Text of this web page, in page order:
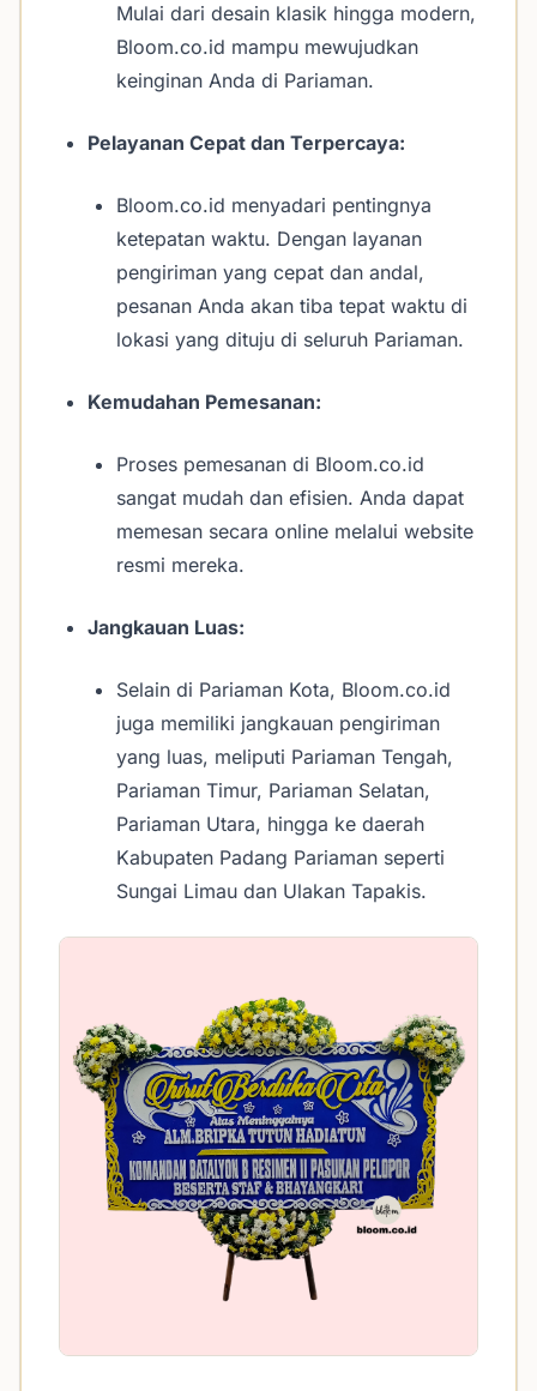
Mulai dari desain klasik hingga modern,
Bloom.co.id mampu mewujudkan
keinginan Anda di Pariaman.
Pelayanan Cepat dan Terpercaya:
Bloom.co.id menyadari pentingnya
ketepatan waktu. Dengan layanan
pengiriman yang cepat dan andal,
pesanan Anda akan tiba tepat waktu di
lokasi yang dituju di seluruh Pariaman.
Kemudahan Pemesanan:
Proses pemesanan di Bloom.co.id
sangat mudah dan efisien. Anda dapat
memesan secara online melalui website
resmi mereka.
Jangkauan Luas:
Selain di Pariaman Kota, Bloom.co.id
juga memiliki jangkauan pengiriman
yang luas, meliputi Pariaman Tengah,
Pariaman Timur, Pariaman Selatan,
Pariaman Utara, hingga ke daerah
Kabupaten Padang Pariaman seperti
Sungai Limau dan Ulakan Tapakis.